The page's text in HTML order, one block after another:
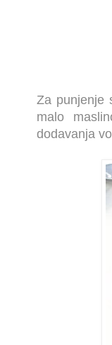
Za punjenje
malo
dodavanja